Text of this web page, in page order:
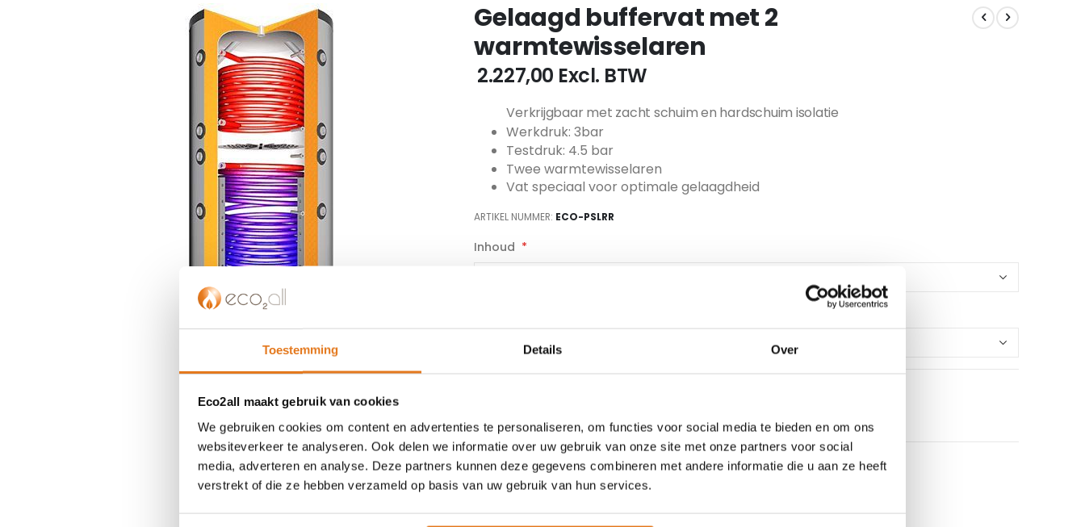
Toestemming Details Over
Eco2all maakt gebruik van cookies
We gebruiken cookies om content en advertenties te personaliseren, om functies voor social media te bieden en om ons
websiteverkeer te analyseren. Ook delen we informatie over uw gebruik van onze site met onze partners voor social
media, adverteren en analyse. Deze partners kunnen deze gegevens combineren met andere informatie die u aan ze heeft
verstrekt of die ze hebben verzameld op basis van uw gebruik van hun services.
Gelaagd buffervat met 2
warmtewisselaren
€ 2.227,00 Excl. BTW
Verkrijgbaar met zacht schuim en hardschuim isolatie
Werkdruk: 3bar
Testdruk: 4.5 bar
Twee warmtewisselaren
Vat speciaal voor optimale gelaagdheid
ARTIKEL NUMMER ECO-PSLRR
Inhoud
Beschikbare partners